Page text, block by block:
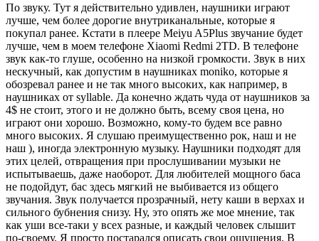
По звуку. Тут я действительно удивлен, наушники играют
лучше, чем более дорогие внутриканальные, которые я
покупал ранее. Кстати в плеере Meiyu A5Plus звучание будет
лучше, чем в моем телефоне Xiaomi Redmi 2TD. В телефоне
звук как-то глуше, особенно на низкой громкости. Звук в них
нескучный, как допустим в наушниках moniko, которые я
обозревал ранее и не так много высоких, как например, в
наушниках от syllable. Да конечно ждать чуда от наушников за
4$ не стоит, этого и не должно быть, всему своя цена, но
играют они хорошо. Возможно, кому-то будем все равно
много высоких. Я слушаю преимущественно рок, наш и не
наш ), иногда электронную музыку. Наушники подходят для
этих целей, отвращения при прослушивании музыки не
испытываешь, даже наоборот. Для любителей мощного баса
не подойдут, бас здесь мягкий не выбивается из общего
звучания. Звук получается прозрачный, нету каши в верхах и
сильного бубнения снизу. Ну, это опять же мое мнение, так
как уши все-таки у всех разные, и каждый человек слышит
по-своему. Я просто постарался описать свои ощущения. В